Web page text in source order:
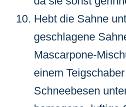
Hebt die Sahne
geschlagene
Mascarpone-
einem
Schneebesen